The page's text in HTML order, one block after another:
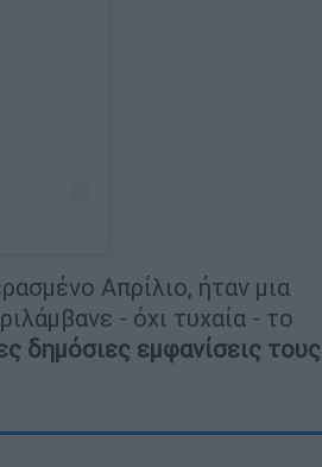
Απρίλιο, ήταν μια
- όχι τυχαία - το
δημόσιες εμφανίσεις τους